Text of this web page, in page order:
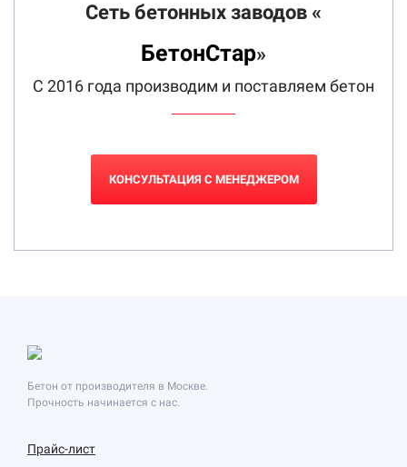
Сеть бетонных заводов «
БетонСтар»
С 2016 года производим и поставляем бетон
КОНСУЛЬТАЦИЯ С МЕНЕДЖЕРОМ
Бетон от производителя в Москве.
Прочность начинается с нас.
Прайс-лист